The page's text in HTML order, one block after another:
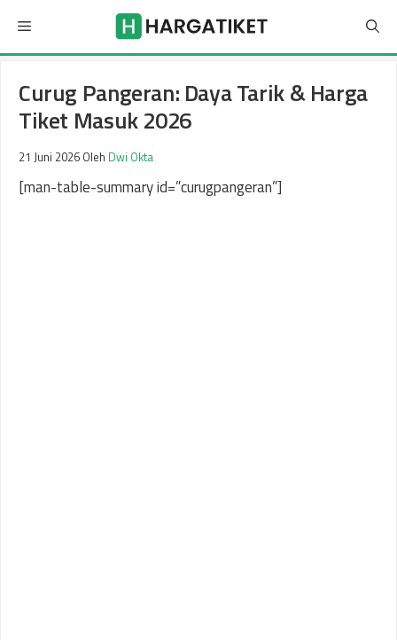
isi
Menu
Curug Pangeran: Daya Tarik & Harga
Tiket Masuk 2026
21 Juni 2026 Oleh Dwi Okta
[man-table-summary id=”curugpangeran”]